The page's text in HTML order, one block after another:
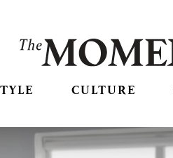
CULTURE